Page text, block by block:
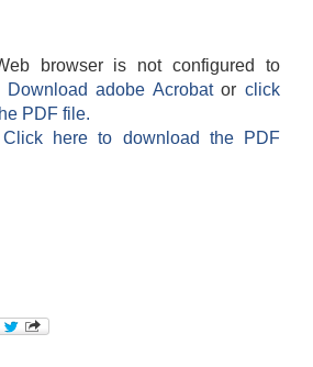
browser is not configured to
Download adobe Acrobatorclick
PDF file.
Click here to download the PDF